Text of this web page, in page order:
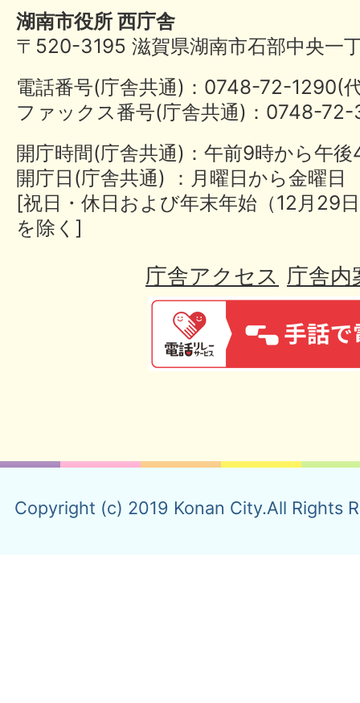
湖南市役所 西庁舎
〒520-3195 滋賀県湖南市石部中央一
電話番号(庁舎共通)：0748-72-
ファックス番号(庁舎共通)：0748-
開庁時間(庁舎共通)：午前9時から午
開庁日(庁舎共通) ：月曜日から金曜日
[祝日・休日および年末年始（12月29
を除く]
庁舎アクセス 庁舎内
Copyright (c) 2019 Konan City.All Rights